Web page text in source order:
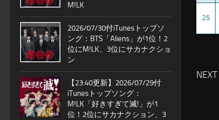
25
M!LK
2026/07/30付iTunesトップソ
ング：BTS「Aliens」が1位！2
位にM!LK、3位にサカナクショ
ン
【23:40更新】2026/07/29付
iTunesトップソング：
M!LK「好きすぎて滅!」が1
位！2位にサカナクション、3